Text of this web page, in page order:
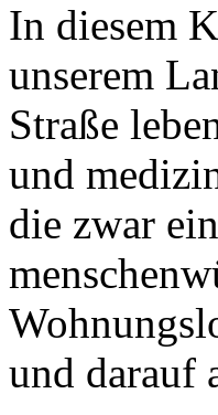
In diesem
unserem
Straße
und
die zwar
und darauf